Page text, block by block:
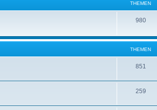
THEMEN
980
THEMEN
851
259